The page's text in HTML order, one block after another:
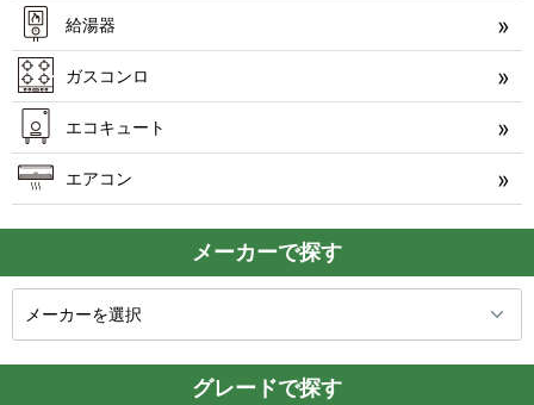
給湯器
ガスコンロ
エコキュート
エアコン
メーカーで探す
グレードで探す